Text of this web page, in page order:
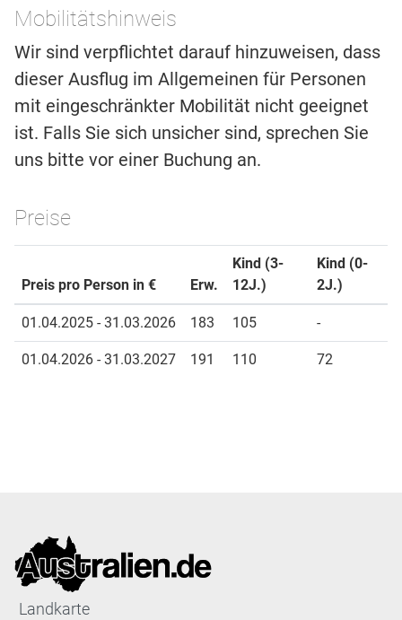
Mobilitätshinweis
Wir sind verpflichtet darauf hinzuweisen, dass
dieser Ausflug im Allgemeinen für Personen
mit eingeschränkter Mobilität nicht geeignet
ist. Falls Sie sich unsicher sind, sprechen Sie
uns bitte vor einer Buchung an.
Preise
Preis pro Person in € Erw.
Kind (3-
12J.)
Kind (0-
2J.)
01.04.2025 - 31.03.2026 183 105 -
01.04.2026 - 31.03.2027 191 110 72
Landkarte